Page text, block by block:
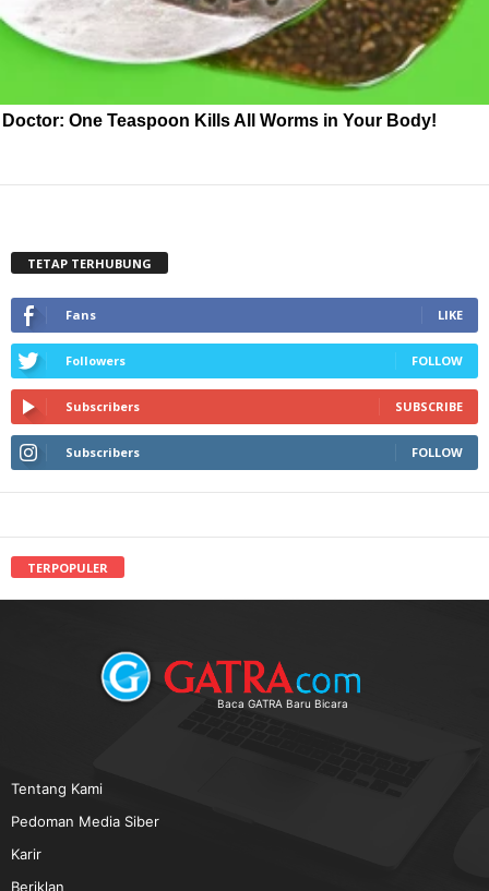
Doctor: One Teaspoon Kills All Worms in Your Body!
TETAP TERHUBUNG
Fans LIKE
Followers FOLLOW
Subscribers SUBSCRIBE
Subscribers FOLLOW